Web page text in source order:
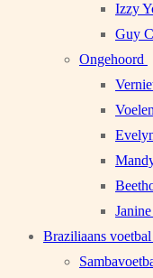
Izzy
Guy
Ongehoord
Braziliaans voetbal